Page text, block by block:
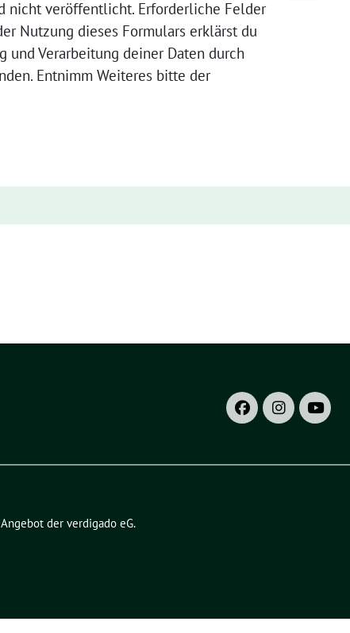
nicht veröffentlicht. Erforderliche Felder
Nutzung dieses Formulars erklärst du
und Verarbeitung deiner Daten durch
Entnimm Weiteres bitte der
der verdigado eG.